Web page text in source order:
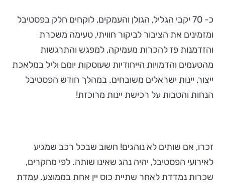
כ- 70 יקבי הגליל, הגולן והעמקים, לוקחים חלק בפסטיבל
ומזמינים את הציבור לביקור חוויתי, טעימה משכרת
והזדמנות פז להכרות מעמיקה, למפגש והתרגשות
מהטעמים והדמויות הייחודיות שעוסקות יומם וליל במלאכת
ייצור, יינות ישראלים משובחים. במהלך חודש הפסטיבל
הנחות והטבות על רכישת יינות מרוכזת!
זכרו, אם שותים לא נוהגים! חשוב שבכל רכב שמגיע
לאירועי הפסטיבל, יהיה נהג שאינו שותה. לפי מחקרים,
שכרות נמדדת לאחר שתיית כוס יין אחת בממוצע. עמדת